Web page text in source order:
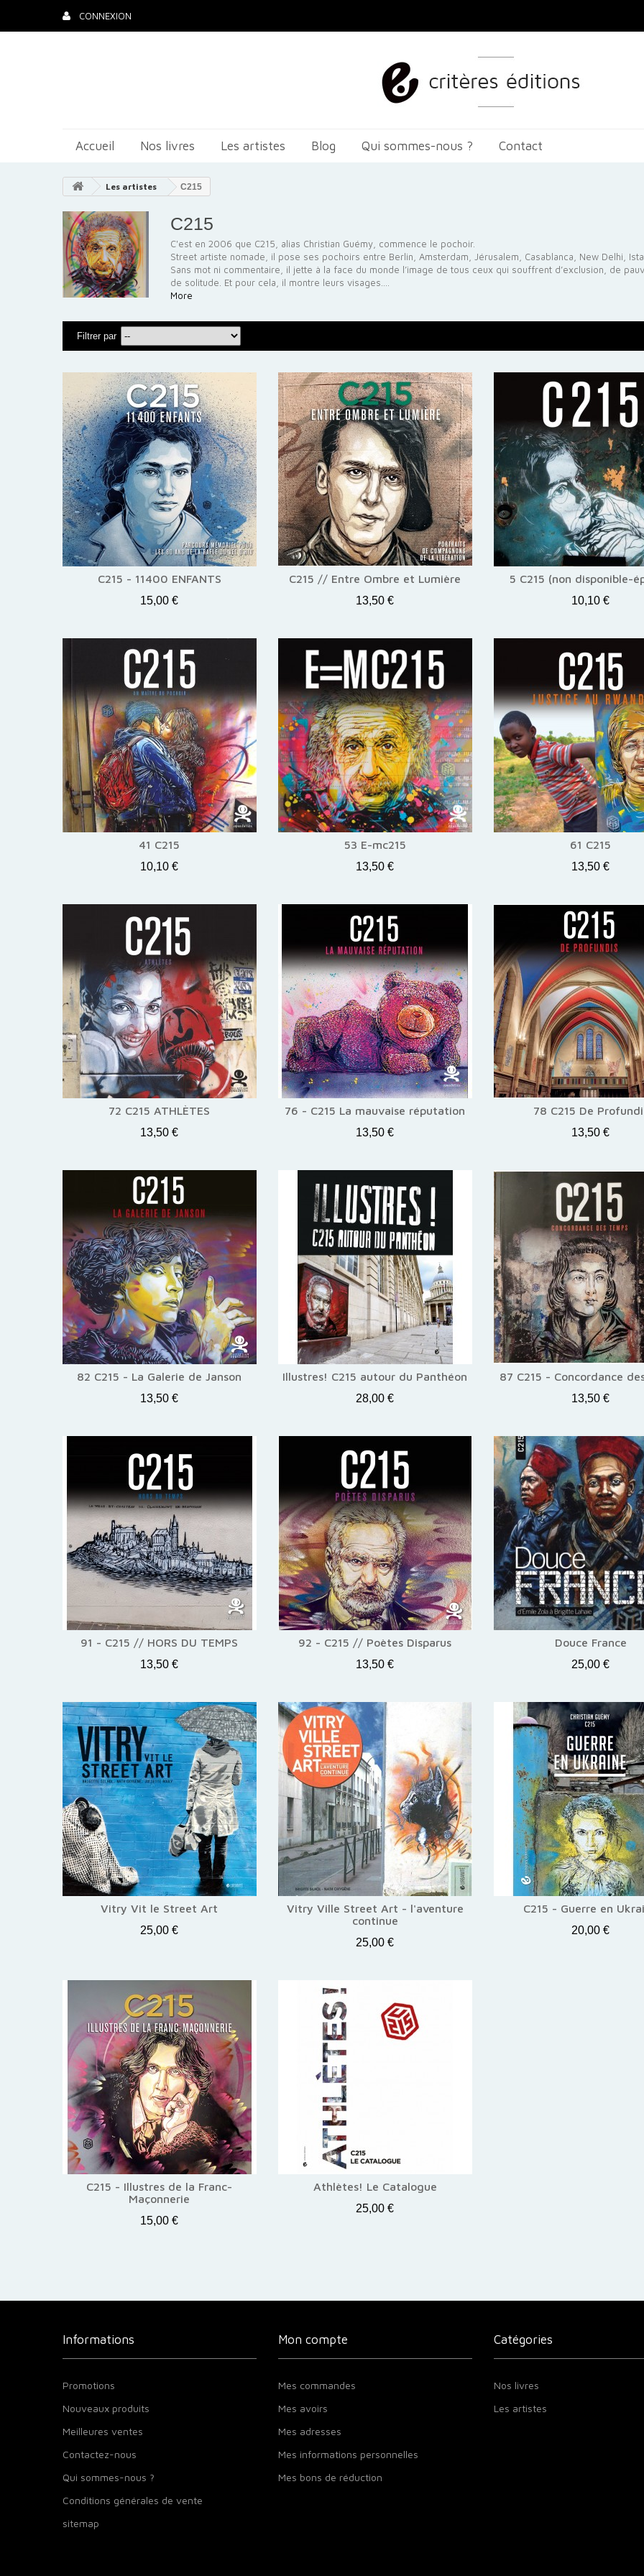
CONNEXION
Accueil Nos livres Les artistes Blog Qui sommes-nous ? Contact
Les artistes C215
C215
C'est en 2006 que C215, alias Christian Guémy, commence le pochoir.
Street artiste nomade, il pose ses pochoirs entre Berlin, Amsterdam, Jérusalem, Casablanca, New Delhi,
Sans mot ni commentaire, il jette à la face du monde l’image de tous ceux qui souffrent d’exclusion, de
de solitude. Et pour cela, il montre leurs visages....
More
Filtrer par
C215 - 11400 ENFANTS
15,00 €
C215 // Entre Ombre et Lumière
13,50 €
5 C215 (non disponible-
10,10 €
41 C215
10,10 €
53 E-mc215
13,50 €
61 C215
13,50 €
72 C215 ATHLÈTES
13,50 €
76 - C215 La mauvaise réputation
13,50 €
78 C215 De
13,50 €
82 C215 - La Galerie de Janson
13,50 €
Illustres! C215 autour du Panthéon
28,00 €
87 C215 - Concordance
13,50 €
91 - C215 // HORS DU TEMPS
13,50 €
92 - C215 // Poètes Disparus
13,50 €
Douce France
25,00 €
Vitry Vit le Street Art
25,00 €
Vitry Ville Street Art - l'aventure
continue
25,00 €
C215 - Guerre en
20,00 €
C215 - Illustres de la Franc-
Maçonnerie
15,00 €
Athlètes! Le Catalogue
25,00 €
Informations
Promotions
Nouveaux produits
Meilleures ventes
Contactez-nous
Qui sommes-nous ?
Conditions générales de vente
sitemap
Mon compte
Mes commandes
Mes avoirs
Mes adresses
Mes informations personnelles
Mes bons de réduction
Catégories
Nos livres
Les artistes